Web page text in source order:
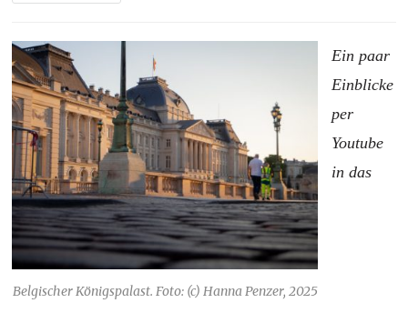
Belgischer Königspalast. Foto: (c) Hanna Penzer, 2025
Ein paar
Einblicke
per
Youtube
in das